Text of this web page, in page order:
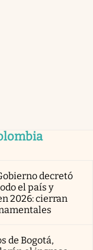
decretó
el país y
2026: cierran
de Bogotá,